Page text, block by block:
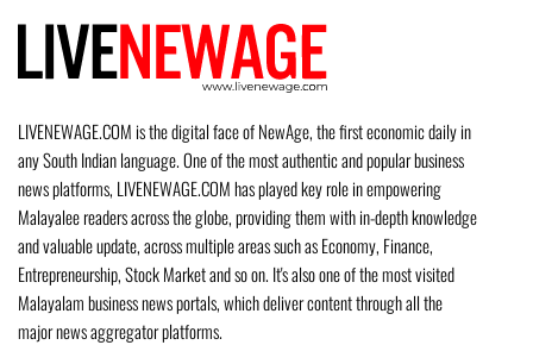
LIVENEWAGE.COM is the digital face of NewAge, the first economic daily in
any South Indian language. One of the most authentic and popular business
news platforms, LIVENEWAGE.COM has played key role in empowering
Malayalee readers across the globe, providing them with in-depth knowledge
and valuable update, across multiple areas such as Economy, Finance,
Entrepreneurship, Stock Market and so on. It's also one of the most visited
Malayalam business news portals, which deliver content through all the
major news aggregator platforms.